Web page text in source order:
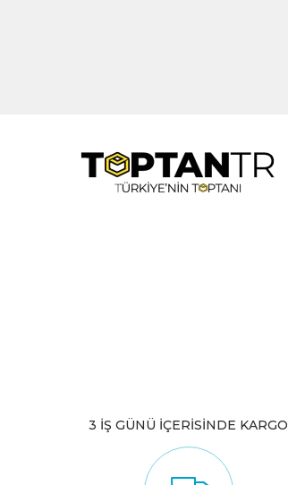
3 İŞ GÜNÜ İÇERİSİNDE KARGO